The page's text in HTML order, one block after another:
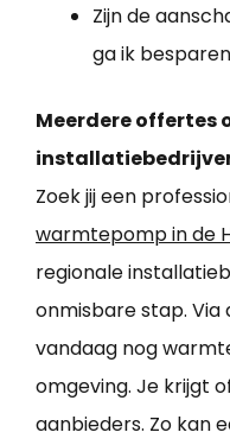
Zijn de
ga ik
Meerdere offertes
Zoek jij een
warmtepomp in de
regionale
onmisbare stap. Via
vandaag nog
omgeving. Je krijgt
aanbieders. Zo kan